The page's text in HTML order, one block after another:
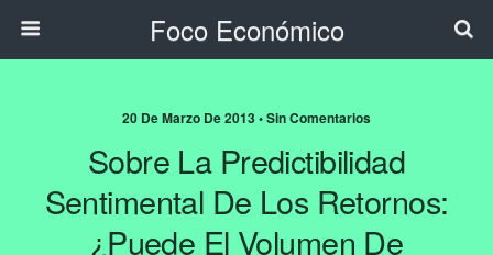
Foco Económico
20 De Marzo De 2013 • Sin Comentarios
Sobre La Predictibilidad
Sentimental De Los Retornos:
¿Puede El Volumen De